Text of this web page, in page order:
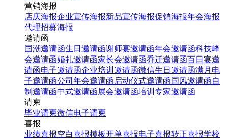
营销海报
店庆海报企业宣传海报新品宣传海报促销海报年会海报
代理招募海报
邀请函
国潮邀请函生日邀请函谢师宴邀请函年会邀请函科技峰
会邀请函婚礼邀请函家长会邀请函乔迁邀请函百日宴邀
请函电子邀请函企业培训邀请函微信生日邀请函满月电
子邀请函公司年会邀请函 启动仪式邀请函国风邀请函自
制邀请函中式邀请函展会邀请函培训专家邀请函
请柬
毕业请柬微信电子请柬
喜报
业绩喜报空白喜报模板开单喜报电子喜报转正喜报学校